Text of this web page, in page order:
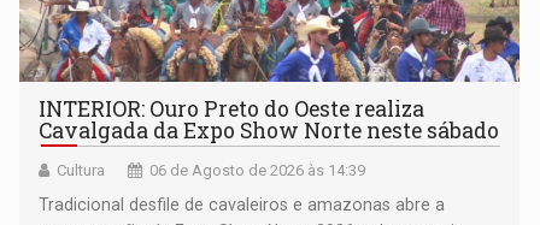
INTERIOR: Ouro Preto do Oeste realiza
Cavalgada da Expo Show Norte neste sábado
Cultura 06 de Agosto de 2026 às 14:39
Tradicional desfile de cavaleiros e amazonas abre a